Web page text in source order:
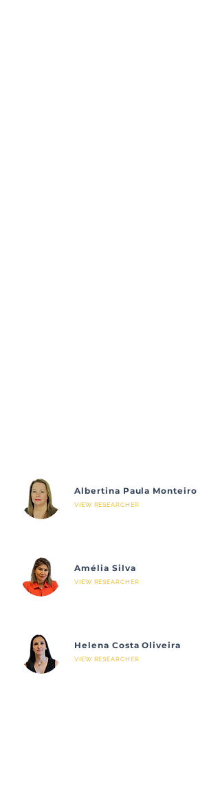
Albertina Paula Monteiro
VIEW RESEARCHER
Amélia Silva
VIEW RESEARCHER
Helena Costa Oliveira
VIEW RESEARCHER